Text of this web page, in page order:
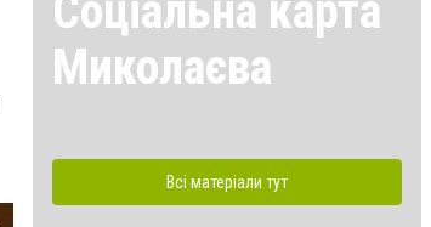
Миколаєва
Всі матеріали тут